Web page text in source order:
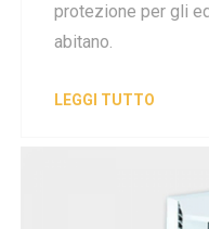
protezione per gli
abitano.
LEGGI TUTTO